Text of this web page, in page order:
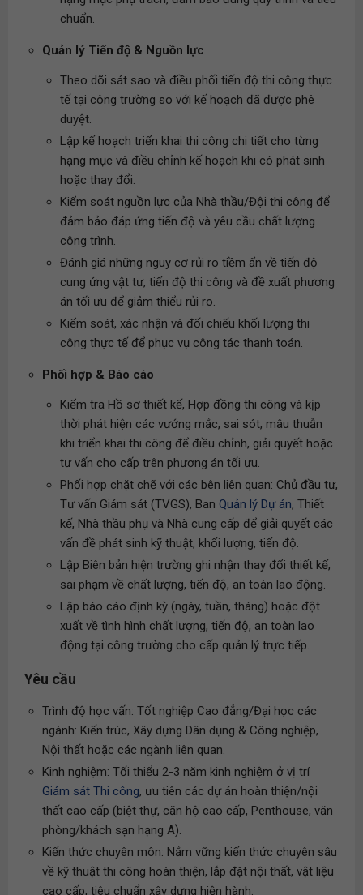
chuẩn.
Quản lý Tiến độ & Nguồn lực
Theo dõi sát sao và điều phối tiến độ thi công thực
tế tại công trường so với kế hoạch đã được phê
duyệt.
Lập kế hoạch triển khai thi công chi tiết cho từng
hạng mục và điều chỉnh kế hoạch khi có phát sinh
hoặc thay đổi.
Kiểm soát nguồn lực của Nhà thầu/Đội thi công để
đảm bảo đáp ứng tiến độ và yêu cầu chất lượng
công trình.
Đánh giá những nguy cơ rủi ro tiềm ẩn về tiến độ
cung ứng vật tư, tiến độ thi công và đề xuất phương
án tối ưu để giảm thiểu rủi ro.
Kiểm soát, xác nhận và đối chiếu khối lượng thi
công thực tế để phục vụ công tác thanh toán.
Phối hợp & Báo cáo
Kiểm tra Hồ sơ thiết kế, Hợp đồng thi công và kịp
thời phát hiện các vướng mắc, sai sót, mâu thuẫn
khi triển khai thi công để điều chỉnh, giải quyết hoặc
tư vấn cho cấp trên phương án tối ưu.
Phối hợp chặt chẽ với các bên liên quan: Chủ đầu tư,
Tư vấn Giám sát (TVGS), Ban Quản lý Dự án, Thiết
kế, Nhà thầu phụ và Nhà cung cấp để giải quyết các
vấn đề phát sinh kỹ thuật, khối lượng, tiến độ.
Lập Biên bản hiện trường ghi nhận thay đổi thiết kế,
sai phạm về chất lượng, tiến độ, an toàn lao động.
Lập báo cáo định kỳ (ngày, tuần, tháng) hoặc đột
xuất về tình hình chất lượng, tiến độ, an toàn lao
động tại công trường cho cấp quản lý trực tiếp.
Yêu cầu
Trình độ học vấn: Tốt nghiệp Cao đẳng/Đại học các
ngành: Kiến trúc, Xây dựng Dân dụng & Công nghiệp,
Nội thất hoặc các ngành liên quan.
Kinh nghiệm: Tối thiểu 2-3 năm kinh nghiệm ở vị trí
Giám sát Thi công, ưu tiên các dự án hoàn thiện/nội
thất cao cấp (biệt thự, căn hộ cao cấp, Penthouse, văn
phòng/khách sạn hạng A).
Kiến thức chuyên môn: Nắm vững kiến thức chuyên sâu
về kỹ thuật thi công hoàn thiện, lắp đặt nội thất, vật liệu
cao cấp, tiêu chuẩn xây dựng hiện hành.